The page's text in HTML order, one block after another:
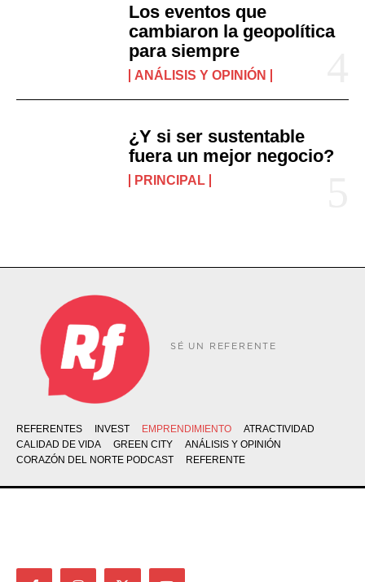
Los eventos que
cambiaron la geopolítica
para siempre
ANÁLISIS Y OPINIÓN
¿Y si ser sustentable
fuera un mejor negocio?
PRINCIPAL
SÉ UN REFERENTE
REFERENTES INVEST EMPRENDIMIENTO
ATRACTIVIDAD
CALIDAD DE VIDA
GREEN CITY
ANÁLISIS Y OPINIÓN
CORAZÓN DEL NORTE PODCAST
REFERENTE